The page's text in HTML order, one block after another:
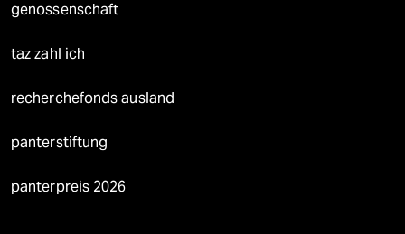
genossenschaft
taz zahl ich
recherchefonds ausland
panterstiftung
panterpreis 2026